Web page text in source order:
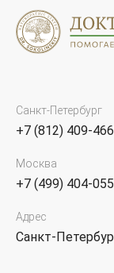
Санкт-Петербург
+7 (812) 409-
Москва
+7 (499) 404-
Адрес
Санкт-